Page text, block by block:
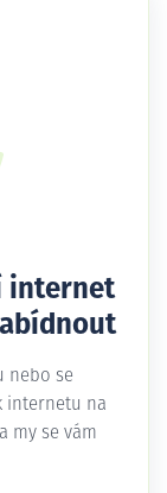
internet
nebo se
internetu na
my se vám